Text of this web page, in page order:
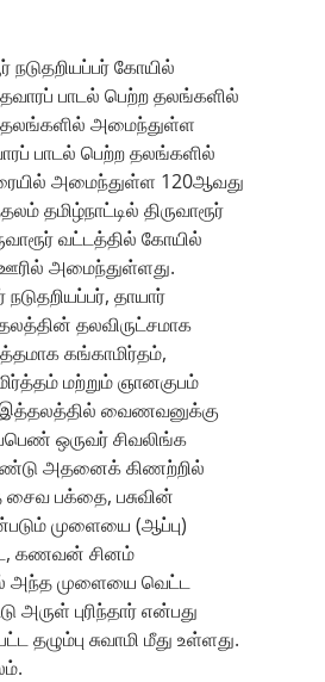
கோயில்
பாடல் பெற்ற தலங்களில்
தலங்களில் அமைந்துள்ள
பாடல் பெற்ற தலங்களில்
அமைந்துள்ள 120ஆவது
தமிழ்நாட்டில் திருவாரூர்
வட்டத்தில் கோயில்
அமைந்துள்ளது.
தாயார்
தலவிருட்சமாக
கங்காமிர்தம்,
மற்றும் ஞானகுபம்
வைணவனுக்கு
ஒருவர் சிவலிங்க
அதனைக் கிணற்றில்
சைவ பக்தை, பசுவின்
முளையை (ஆப்பு)
கணவன் சினம்
அந்த முளையை வெட்ட
புரிந்தார் என்பது
தழும்பு சுவாமி மீது உள்ளது.